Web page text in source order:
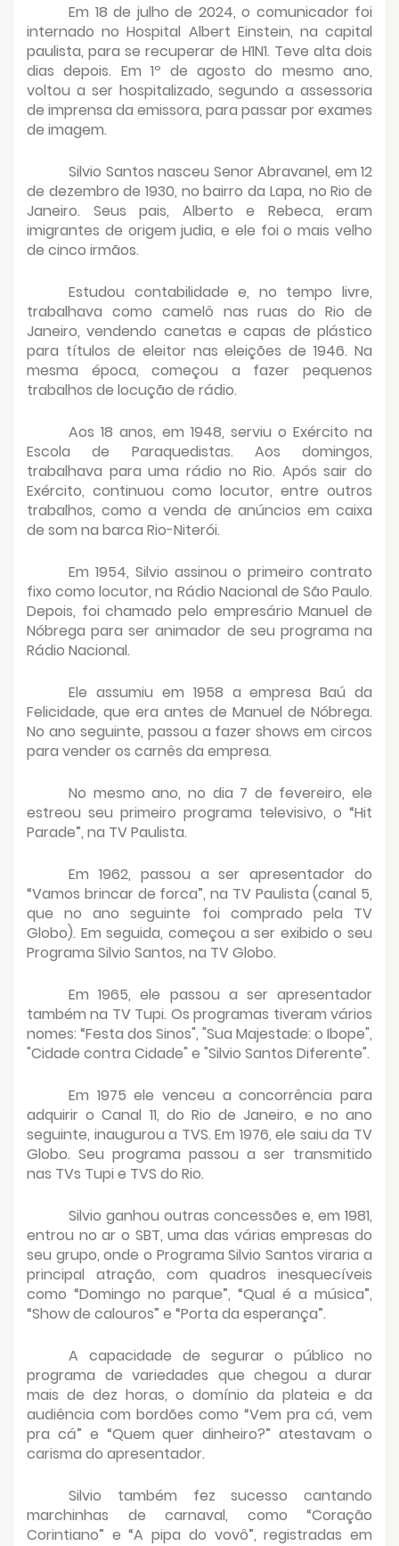
Em 18 de julho de 2024, o comunicador foi
internado no Hospital Albert Einstein, na capital
paulista, para se recuperar de H1N1. Teve alta dois
dias depois. Em 1º de agosto do mesmo ano,
voltou a ser hospitalizado, segundo a assessoria
de imprensa da emissora, para passar por exames
de imagem.
Silvio Santos nasceu Senor Abravanel, em 12
de dezembro de 1930, no bairro da Lapa, no Rio de
Janeiro. Seus pais, Alberto e Rebeca, eram
imigrantes de origem judia, e ele foi o mais velho
de cinco irmãos.
Estudou contabilidade e, no tempo livre,
trabalhava como camelô nas ruas do Rio de
Janeiro, vendendo canetas e capas de plástico
para títulos de eleitor nas eleições de 1946. Na
mesma época, começou a fazer pequenos
trabalhos de locução de rádio.
Aos 18 anos, em 1948, serviu o Exército na
Escola de Paraquedistas. Aos domingos,
trabalhava para uma rádio no Rio. Após sair do
Exército, continuou como locutor, entre outros
trabalhos, como a venda de anúncios em caixa
de som na barca Rio-Niterói.
Em 1954, Silvio assinou o primeiro contrato
fixo como locutor, na Rádio Nacional de São Paulo.
Depois, foi chamado pelo empresário Manuel de
Nóbrega para ser animador de seu programa na
Rádio Nacional.
Ele assumiu em 1958 a empresa Baú da
Felicidade, que era antes de Manuel de Nóbrega.
No ano seguinte, passou a fazer shows em circos
para vender os carnês da empresa.
No mesmo ano, no dia 7 de fevereiro, ele
estreou seu primeiro programa televisivo, o “Hit
Parade”, na TV Paulista.
Em 1962, passou a ser apresentador do
“Vamos brincar de forca”, na TV Paulista (canal 5,
que no ano seguinte foi comprado pela TV
Globo). Em seguida, começou a ser exibido o seu
Programa Silvio Santos, na TV Globo.
Em 1965, ele passou a ser apresentador
também na TV Tupi. Os programas tiveram vários
nomes: “Festa dos Sinos", "Sua Majestade: o Ibope",
"Cidade contra Cidade" e "Silvio Santos Diferente".
Em 1975 ele venceu a concorrência para
adquirir o Canal 11, do Rio de Janeiro, e no ano
seguinte, inaugurou a TVS. Em 1976, ele saiu da TV
Globo. Seu programa passou a ser transmitido
nas TVs Tupi e TVS do Rio.
Silvio ganhou outras concessões e, em 1981,
entrou no ar o SBT, uma das várias empresas do
seu grupo, onde o Programa Silvio Santos viraria a
principal atração, com quadros inesquecíveis
como “Domingo no parque”, “Qual é a música”,
“Show de calouros” e “Porta da esperança”.
A capacidade de segurar o público no
programa de variedades que chegou a durar
mais de dez horas, o domínio da plateia e da
audiência com bordões como “Vem pra cá, vem
pra cá” e “Quem quer dinheiro?” atestavam o
carisma do apresentador.
Silvio também fez sucesso cantando
marchinhas de carnaval, como “Coração
Corintiano” e “A pipa do vovô”, registradas em